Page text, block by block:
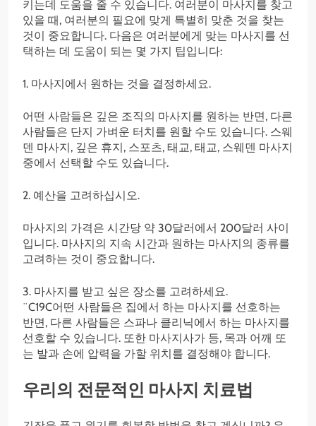
키는데 도움을 줄 수 있습니다. 여러분이 마사지를 찾고
있을 때, 여러분의 필요에 맞게 특별히 맞춘 것을 찾는
것이 중요합니다. 다음은 여러분에게 맞는 마사지를 선
택하는 데 도움이 되는 몇 가지 팁입니다:
1. 마사지에서 원하는 것을 결정하세요.
어떤 사람들은 깊은 조직의 마사지를 원하는 반면, 다른
사람들은 단지 가벼운 터치를 원할 수도 있습니다. 스웨
덴 마사지, 깊은 휴지, 스포츠, 태교, 태교, 스웨덴 마사지
중에서 선택할 수도 있습니다.
2. 예산을 고려하십시오.
마사지의 가격은 시간당 약 30달러에서 200달러 사이
입니다. 마사지의 지속 시간과 원하는 마사지의 종류를
고려하는 것이 중요합니다.
3. 마사지를 받고 싶은 장소를 고려하세요.
¨C19C어떤 사람들은 집에서 하는 마사지를 선호하는
반면, 다른 사람들은 스파나 클리닉에서 하는 마사지를
선호할 수 있습니다. 또한 마사지사가 등, 목과 어깨 또
는 발과 손에 압력을 가할 위치를 결정해야 합니다.
우리의 전문적인 마사지 치료법